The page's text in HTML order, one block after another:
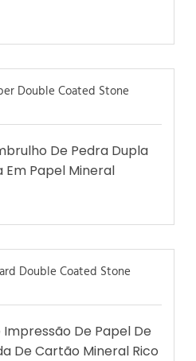
De Pedra Dupla
Em Papel Mineral
De Papel De
De Cartão Mineral Rico